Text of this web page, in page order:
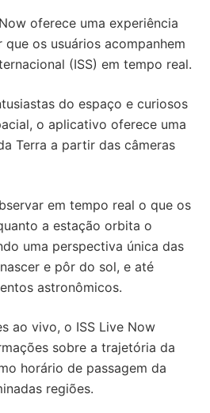
oferece uma experiência
os usuários acompanhem
(ISS) em tempo real.
do espaço e curiosos
o aplicativo oferece uma
Terra a partir das câmeras
em tempo real o que os
a estação orbita o
uma perspectiva única das
e pôr do sol, e até
astronômicos.
ao vivo, o ISS Live Now
sobre a trajetória da
horário de passagem da
regiões.